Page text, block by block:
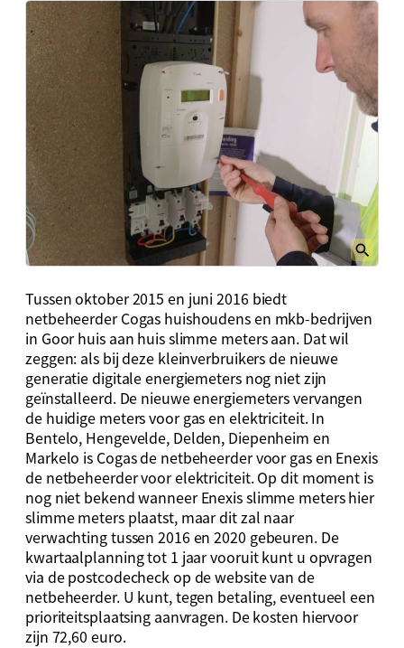
Tussen oktober 2015 en juni 2016 biedt
netbeheerder Cogas huishoudens en mkb-bedrijven
in Goor huis aan huis slimme meters aan. Dat wil
zeggen: als bij deze kleinverbruikers de nieuwe
generatie digitale energiemeters nog niet zijn
geïnstalleerd. De nieuwe energiemeters vervangen
de huidige meters voor gas en elektriciteit. In
Bentelo, Hengevelde, Delden, Diepenheim en
Markelo is Cogas de netbeheerder voor gas en Enexis
de netbeheerder voor elektriciteit. Op dit moment is
nog niet bekend wanneer Enexis slimme meters hier
slimme meters plaatst, maar dit zal naar
verwachting tussen 2016 en 2020 gebeuren. De
kwartaalplanning tot 1 jaar vooruit kunt u opvragen
via de postcodecheck op de website van de
netbeheerder. U kunt, tegen betaling, eventueel een
prioriteitsplaatsing aanvragen. De kosten hiervoor
zijn 72,60 euro.